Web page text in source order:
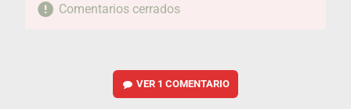
Comentarios cerrados
VER 1 COMENTARIO